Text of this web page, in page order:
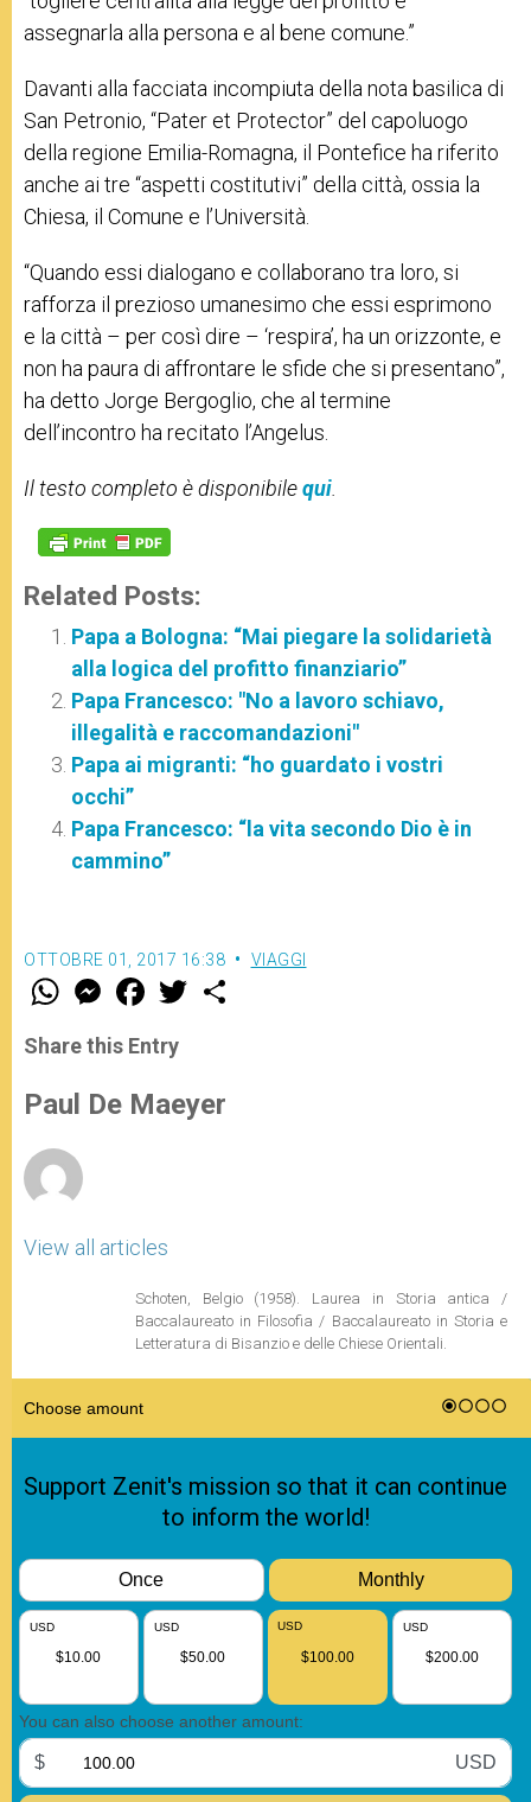
assegnarla alla persona e al bene comune.”
Davanti alla facciata incompiuta della nota basilica di
San Petronio, “Pater et Protector” del capoluogo
della regione Emilia-Romagna, il Pontefice ha riferito
anche ai tre “aspetti costitutivi” della città, ossia la
Chiesa, il Comune e l’Università.
“Quando essi dialogano e collaborano tra loro, si
rafforza il prezioso umanesimo che essi esprimono
e la città – per così dire – ‘respira’, ha un orizzonte, e
non ha paura di affrontare le sfide che si presentano”,
ha detto Jorge Bergoglio, che al termine
dell’incontro ha recitato l’Angelus.
Il testo completo è disponibilequi
Related Posts:
Papa a Bologna: “Mai piegare la solidarietà
alla logica del profitto finanziario”
Papa Francesco: "No a lavoro schiavo,
illegalità e raccomandazioni"
Papa ai migranti: “ho guardato i vostri
occhi”
Papa Francesco: “la vita secondo Dio è in
cammino”
OTTOBRE 01, 2017 16:38 VIAGGI
W
t
s
p
p
M
e
s
e
g
e
F
a
e
b
o
k
w
r
Share this Entry
Paul De Maeyer
View all articles
Schoten, Belgio (1958). Laurea in Storia antica /
Baccalaureato in Filosofia / Baccalaureato in Storia e
Letteratura di Bisanzio e delle Chiese Orientali.